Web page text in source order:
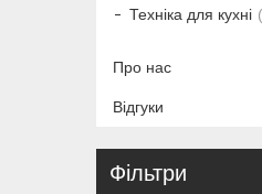
Техніка для кухні
Про нас
Відгуки
Фільтри